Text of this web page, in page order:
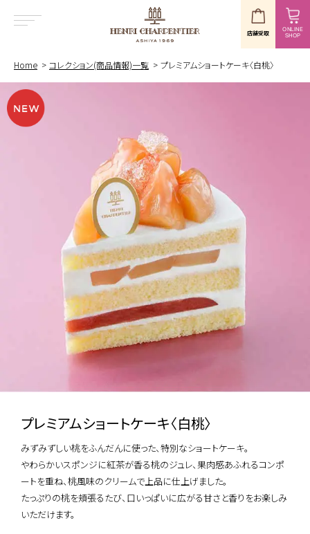
店舗受取 ONLINE
SHOP
Home コレクション(商品情報)一覧 プレミアムショートケーキ〈白桃〉
プレミアムショートケーキ〈白桃〉
みずみずしい桃をふんだんに使った、特別なショートケーキ。
やわらかいスポンジに紅茶が香る桃のジュレ、果肉感あふれるコンポ
ートを重ね、桃風味のクリームで上品に仕上げました。
たっぷりの桃を頬張るたび、口いっぱいに広がる甘さと香りをお楽しみ
いただけます。